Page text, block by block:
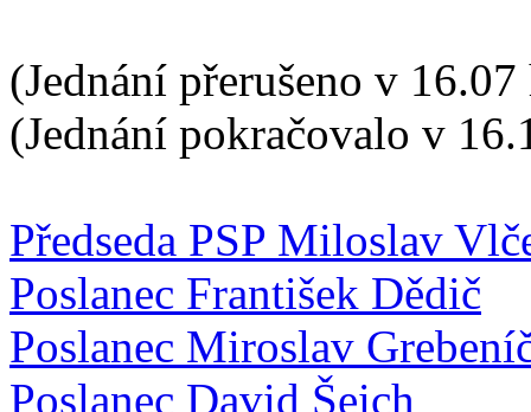
(Jednání přerušeno v
(Jednání pokračovalo v
Předseda PSP Miloslav
Poslanec František Dědič
Poslanec Miroslav
Poslanec David Šeich